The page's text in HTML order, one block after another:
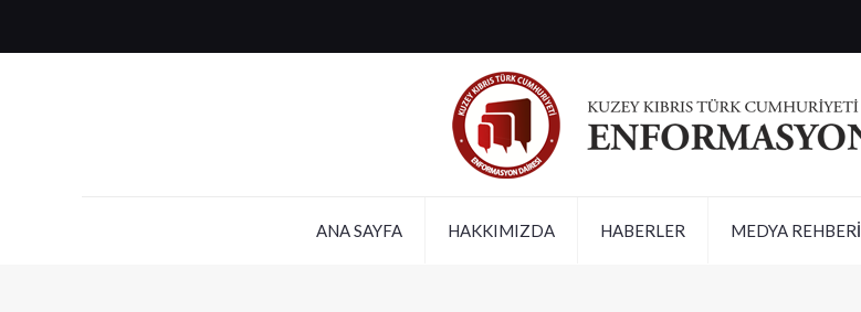
ANA SAYFA HAKKIMIZDA HABERLER MEDYA REHBERİ